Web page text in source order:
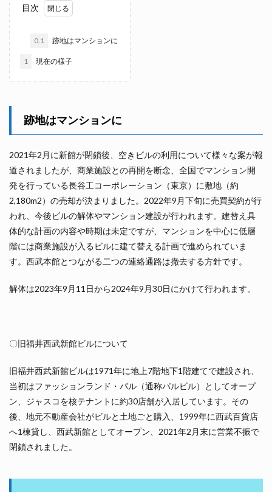
目次
0.1 跡地はマンションに
1 現在の様子
跡地はマンションに
2021年2月に新館が閉鎖後、空きビルの利用について様々な案が報
道されましたが、商業施設との再開を断念、全国でマンション開
発を行っている長谷工コーポレーション（東京）に敷地（約
2,180m2）の売却が決まりました。2022年9月下旬に売買契約が行
われ、今後ビルの解体やマンション建設が行われます。建替え具
体的な計画の内容や時期は未定ですが、マンションを中心に低層
階には商業施設が入るビルに建て替える計画で進められていま
す。西武本館とつながる二つの連絡通路は撤去する方針です。
解体は2023年9月11日から2024年9月30日にかけて行われます。
〇旧福井西武新館ビルについて
旧福井西武新館ビルは1971年に地上7階地下1階建てで建設され、
当初はファッションランド・パル（通称パルビル）としてオープ
ン、ジャスコを核テナントに約30店舗が入居しています。その
後、地元不動産会社がビルと土地ごと購入、1999年に西武百貨店
へ1棟貸し、西武新館としてオープン、2021年2月末に営業不振で
閉鎖されました。